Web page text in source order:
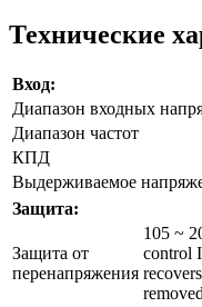
Технические
Вход:
Диапазон входных
Диапазон частот
КПД
Выдерживаемое
Защита:
Защита от
перенапряжения
105 ~
control